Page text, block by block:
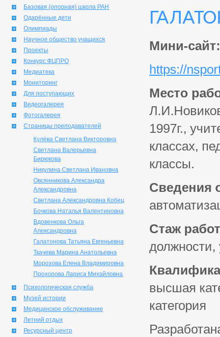
Базовая (опорная) школа РАН
Одарённые дети
Олимпиады
Научное общество учащихся
Проекты
Конкурс ФЦПРО
Медиатека
Мониторинг
Для поступающих
Видеогалерея
Фотогалерея
Страницы преподавателей
Кулёва Светлана Викторовна
Светлана Валерьевна
Бирюкова
Никулина Светлана Ивановна
Овсянникова Александра
Александровна
Светлана Александровна Кобец
Бочкова Наталья Валентиновна
Вдовенкова Ольга
Александровна
Галатонова Татьяна Евгеньевна
Ткачева Марина Анатольевна
Морозова Елена Владимировна
Прохорова Лариса Михайловна
Психологическая служба
Музей истории
Медицинское обслуживание
Летний отдых
Ресурсный центр
Мини-сайт:
https://
Место
1997г.,
классах,
классы.
Сведения
Стаж
должности,
высшая
категория